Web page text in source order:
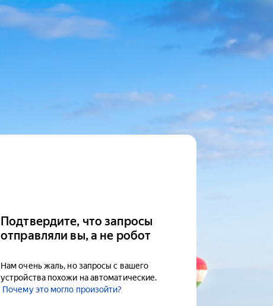
Подтвердите, что запросы
отправляли вы, а не робот
Нам очень жаль, но запросы с вашего
устройства похожи на автоматические.
Почему это могло произойти?